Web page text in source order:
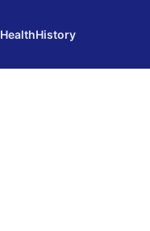
HealthHistory